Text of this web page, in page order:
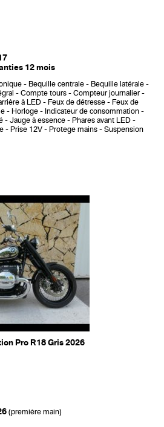
12 mois
Bequille centrale
Bequille latérale
Compte tours
Compteur journalier
à LED Feux de détresse
Feux de
Horloge
Indicateur de consommation
Jauge à essence
Phares avant LED
Prise 12V Protege mains
Suspension
Pro R18 Gris 2026
(première main)